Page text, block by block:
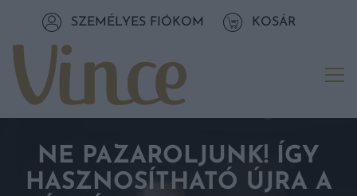
Tovább a tartalomhozSZEMÉLYES FIÓKOM KOSÁR
NE PAZAROLJUNK! ÍGY
HASZNOSÍTHATÓ ÚJRA A